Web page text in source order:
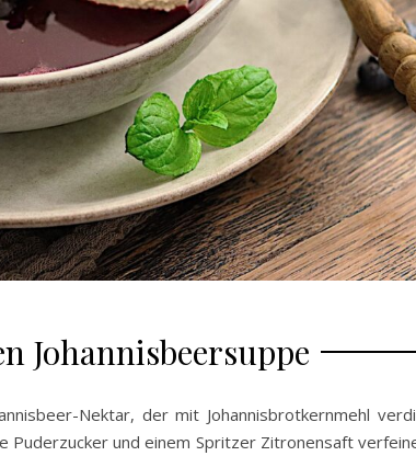
Johannisbeersuppe
Nektar, der mit Johannisbrotkernmehl
Puderzucker und einem Spritzer Zitronensaft